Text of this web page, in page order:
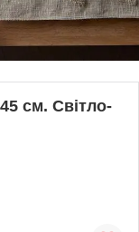
см. Світло-